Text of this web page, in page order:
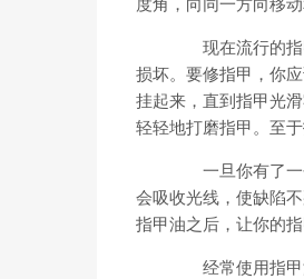
度角，向同一方向移
现在流行的指甲
损坏。要修指甲，你
挂起来，直到指甲光
轻轻地打磨指甲。至
一旦你有了一个
会吸收光线，使缺陷
指甲油之后，让你的指
经常使用指甲油